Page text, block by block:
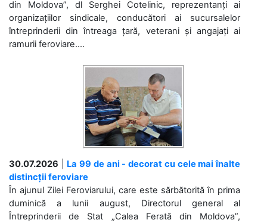
din Moldova”, dl Serghei Cotelinic, reprezentanți ai
organizațiilor sindicale, conducători ai sucursalelor
întreprinderii din întreaga țară, veterani și angajați ai
ramurii feroviare....
30.07.2026
La 99 de ani - decorat cu cele mai înalte
distincții feroviare
În ajunul Zilei Feroviarului, care este sărbătorită în prima
duminică a lunii august, Directorul general al
Întreprinderii de Stat „Calea Ferată din Moldova”,